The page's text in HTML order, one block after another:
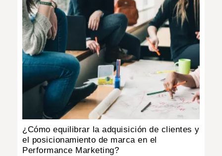
¿Cómo equilibrar la adquisición de clientes y
el posicionamiento de marca en el
Performance Marketing?